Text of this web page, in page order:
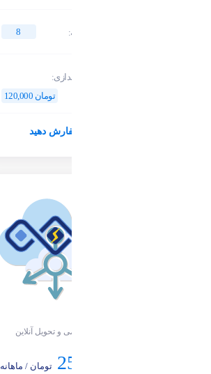
تعداد هسته: 8
هزینه راه اندازی:
120,000 تومان
سفارش دهید
سیستمی و تحویل آنلاین
25,000 تومان / ماهانه